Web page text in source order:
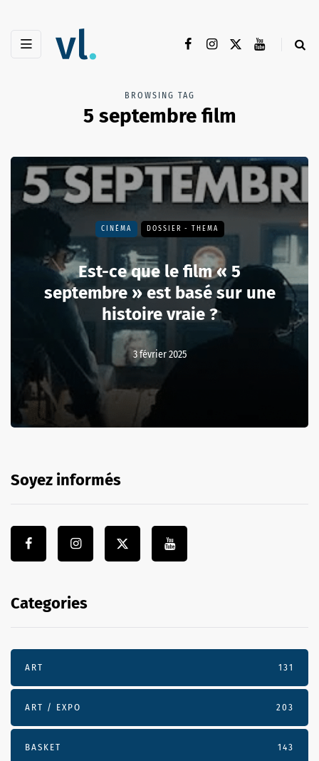
BROWSING TAG
5 septembre film
CINÉMA DOSSIER - THEMA
Est-ce que le film « 5
septembre » est basé sur une
histoire vraie ?
3 février 2025
Soyez informés
Categories
ART 131
ART / EXPO 203
BASKET 143